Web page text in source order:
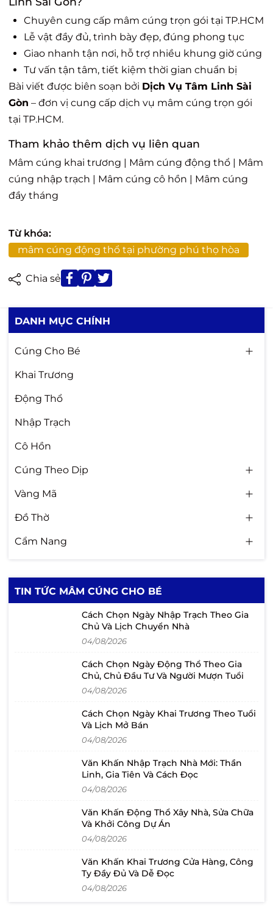
Chuyên cung cấp mâm cúng trọn gói tại TP.HCM
Lễ vật đầy đủ, trình bày đẹp, đúng phong tục
Giao nhanh tận nơi, hỗ trợ nhiều khung giờ cúng
Tư vấn tận tâm, tiết kiệm thời gian chuẩn bị
Bài viết được biên soạn bởi Dịch Vụ Tâm Linh Sài
Gòn – đơn vị cung cấp dịch vụ mâm cúng trọn gói
tại TP.HCM.
Tham khảo thêm dịch vụ liên quan
Mâm cúng khai trương | Mâm cúng động thổ | Mâm
cúng nhập trạch | Mâm cúng cô hồn | Mâm cúng
đầy tháng
Từ khóa:
mâm cúng động thổ tại phường phú thọ hòa
Chia sẻ
DANH MỤC CHÍNH
Cúng Cho Bé
Khai Trương
Động Thổ
Nhập Trạch
Cô Hồn
Cúng Theo Dịp
Vàng Mã
Đồ Thờ
Cẩm Nang
TIN TỨC MÂM CÚNG CHO BÉ
Cách Chọn Ngày Nhập Trạch Theo Gia
Chủ Và Lịch Chuyển Nhà
04/08/2026
Cách Chọn Ngày Động Thổ Theo Gia
Chủ, Chủ Đầu Tư Và Người Mượn Tuổi
04/08/2026
Cách Chọn Ngày Khai Trương Theo Tuổi
Và Lịch Mở Bán
04/08/2026
Văn Khấn Nhập Trạch Nhà Mới: Thần
Linh, Gia Tiên Và Cách Đọc
04/08/2026
Văn Khấn Động Thổ Xây Nhà, Sửa Chữa
Và Khởi Công Dự Án
04/08/2026
Văn Khấn Khai Trương Cửa Hàng, Công
Ty Đầy Đủ Và Dễ Đọc
04/08/2026